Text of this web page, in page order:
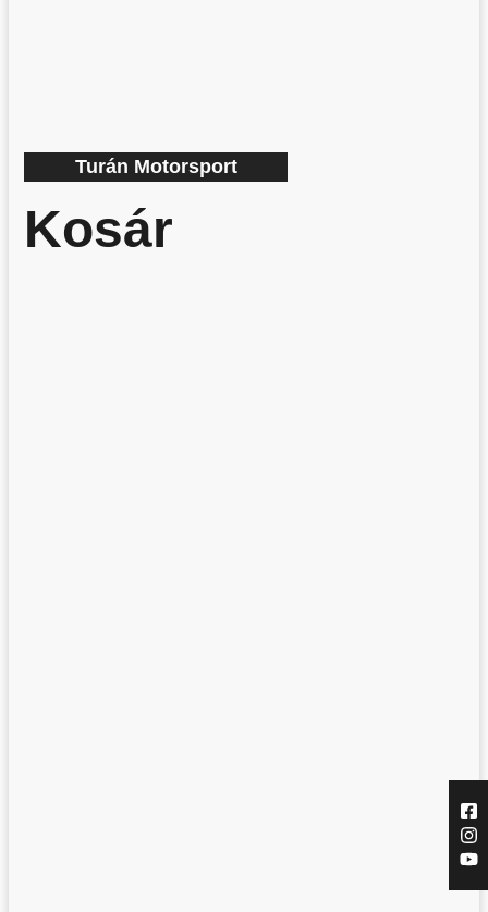
Turán Motorsport
Kosár